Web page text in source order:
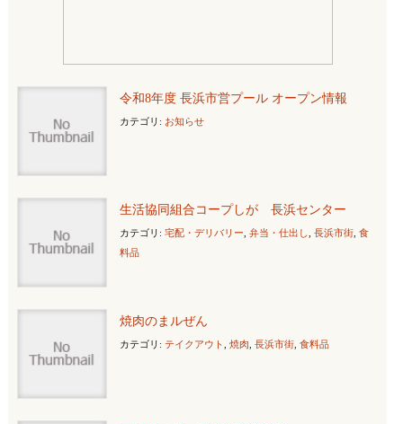
令和8年度 長浜市営プール オープン情報
カテゴリ: お知らせ
生活協同組合コープしが 長浜センター
カテゴリ: 宅配・デリバリー 弁当・仕出し 長浜市街, 食
料品
焼肉のまルぜん
カテゴリ: テイクアウト 焼肉 長浜市街, 食料品